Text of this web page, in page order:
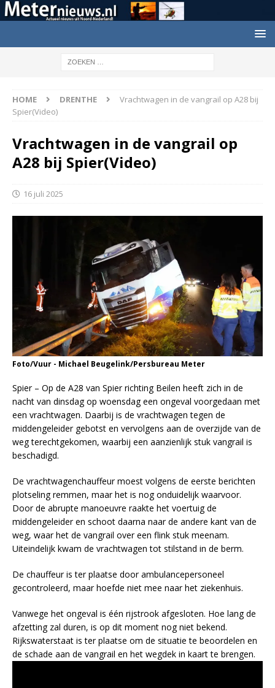
HOME DRENTHE
Vrachtwagen in de vangrail op A28 bij
Spier(Video)
Vrachtwagen in de vangrail op
A28 bij Spier(Video)
16 juli 2025
Foto/Vuur - Michael Beugelink/Persbureau Meter
Spier – Op de A28 van Spier richting Beilen heeft zich in de
nacht van dinsdag op woensdag een ongeval voorgedaan met
een vrachtwagen. Daarbij is de vrachtwagen tegen de
middengeleider gebotst en vervolgens aan de overzijde van de
weg terechtgekomen, waarbij een aanzienlijk stuk vangrail is
beschadigd.
De vrachtwagenchauffeur moest volgens de eerste berichten
plotseling remmen, maar het is nog onduidelijk waarvoor.
Door de abrupte manoeuvre raakte het voertuig de
middengeleider en schoot daarna naar de andere kant van de
weg, waar het de vangrail over een flink stuk meenam.
Uiteindelijk kwam de vrachtwagen tot stilstand in de berm.
De chauffeur is ter plaatse door ambulancepersoneel
gecontroleerd, maar hoefde niet mee naar het ziekenhuis.
Vanwege het ongeval is één rijstrook afgesloten. Hoe lang de
afzetting zal duren, is op dit moment nog niet bekend.
Rijkswaterstaat is ter plaatse om de situatie te beoordelen en
de schade aan de vangrail en het wegdek in kaart te brengen.